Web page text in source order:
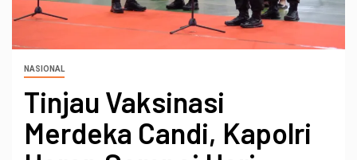
NASIONAL
Tinjau Vaksinasi
Merdeka Candi, Kapolri